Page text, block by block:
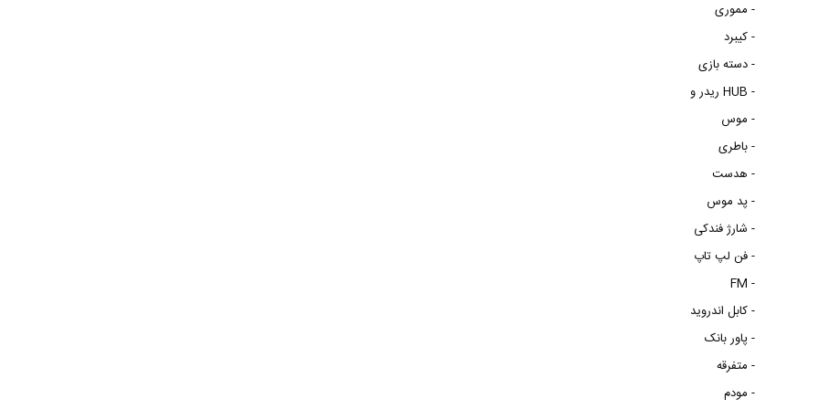
مموری -
کیبرد -
دسته بازی -
ریدر و HUB -
موس -
باطری -
هدست -
پد موس -
شارژ فندکی -
فن لپ تاپ -
FM -
کابل اندروید -
پاور بانک -
متفرقه -
مودم -